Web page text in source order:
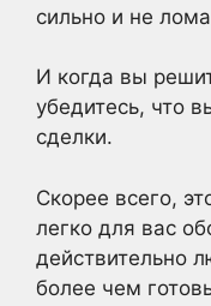
сильно и не
И когда вы
убедитесь, что
сделки.
Скорее всего,
легко для вас
действительно
более чем